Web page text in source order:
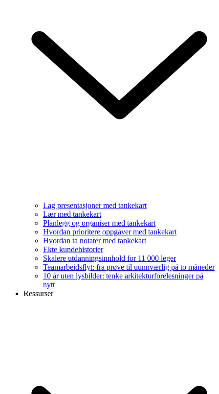
Lag presentasjoner med tankekart
Lær med tankekart
Planlegg og organiser med tankekart
Hvordan prioritere oppgaver med tankekart
Hvordan ta notater med tankekart
Ekte kundehistorier
Skalere utdanningsinnhold for 11 000 leger
Teamarbeidsflyt: fra prøve til uunnværlig på to måneder
10 år uten lysbilder: tenke arkitekturforelesninger på
nytt
Ressurser